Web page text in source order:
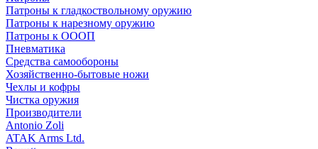
Патроны к гладкоствольному оружию
Патроны к нарезному оружию
Патроны к ОООП
Пневматика
Средства самообороны
Хозяйственно-бытовые ножи
Чехлы и кофры
Чистка оружия
Производители
Antonio Zoli
ATAK Arms Ltd.